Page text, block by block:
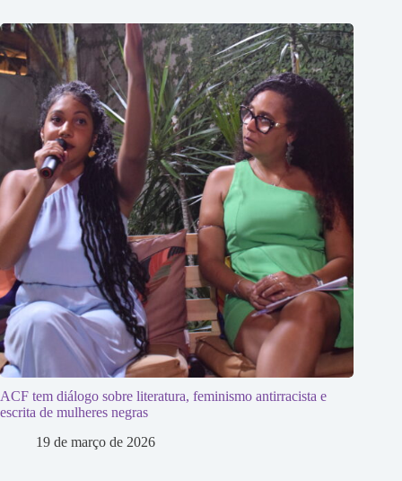
ACF tem diálogo sobre literatura, feminismo antirracista e
escrita de mulheres negras
19 de março de 2026